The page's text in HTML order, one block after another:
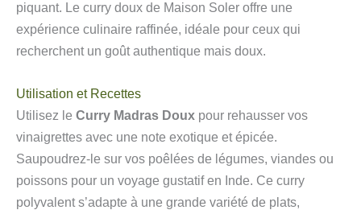
piquant. Le curry doux de Maison Soler offre une
expérience culinaire raffinée, idéale pour ceux qui
recherchent un goût authentique mais doux.
Utilisation et Recettes
Utilisez le Curry Madras Doux pour rehausser vos
vinaigrettes avec une note exotique et épicée.
Saupoudrez-le sur vos poêlées de légumes, viandes ou
poissons pour un voyage gustatif en Inde. Ce curry
polyvalent s’adapte à une grande variété de plats,